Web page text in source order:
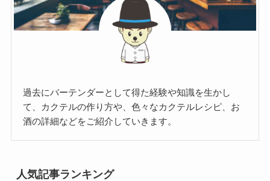
過去にバーテンダーとして得た経験や知識を生かし
て、カクテルの作り方や、色々なカクテルレシピ、お
酒の詳細などをご紹介していきます。
人気記事ランキング